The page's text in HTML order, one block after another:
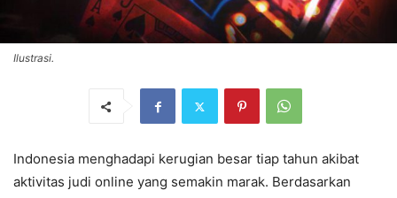
Ilustrasi.
Indonesia menghadapi kerugian besar tiap tahun akibat
aktivitas judi online yang semakin marak. Berdasarkan